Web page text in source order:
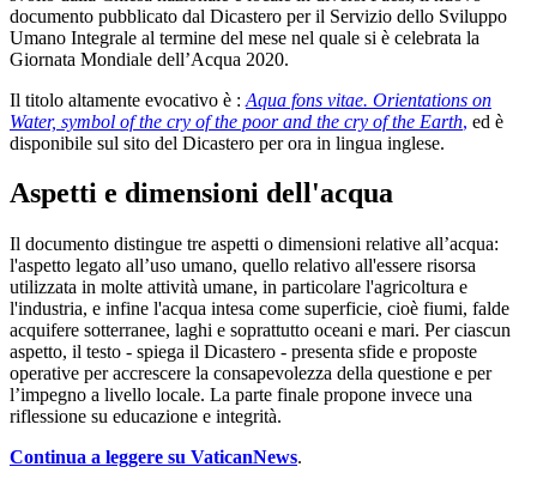
documento pubblicato dal Dicastero per il Servizio dello Sviluppo
Umano Integrale al termine del mese nel quale si è celebrata la
Giornata Mondiale dell’Acqua 2020.
Il titolo altamente evocativo è : Aqua fons vitae. Orientations on
Water, symbol of the cry of the poor and the cry of the Earth, ed è
disponibile sul sito del Dicastero per ora in lingua inglese.
Aspetti e dimensioni dell'acqua
Il documento distingue tre aspetti o dimensioni relative all’acqua:
l'aspetto legato all’uso umano, quello relativo all'essere risorsa
utilizzata in molte attività umane, in particolare l'agricoltura e
l'industria, e infine l'acqua intesa come superficie, cioè fiumi, falde
acquifere sotterranee, laghi e soprattutto oceani e mari. Per ciascun
aspetto, il testo - spiega il Dicastero - presenta sfide e proposte
operative per accrescere la consapevolezza della questione e per
l’impegno a livello locale. La parte finale propone invece una
riflessione su educazione e integrità.
Continua a leggere su VaticanNews.